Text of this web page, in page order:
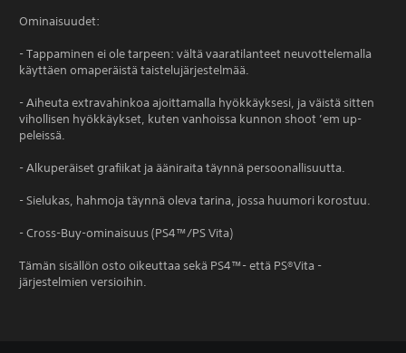
Ominaisuudet:
- Tappaminen ei ole tarpeen: vältä vaaratilanteet neuvottelemalla
käyttäen omaperäistä taistelujärjestelmää.
- Aiheuta extravahinkoa ajoittamalla hyökkäyksesi, ja väistä sitten
vihollisen hyökkäykset, kuten vanhoissa kunnon shoot ’em up-
peleissä.
- Alkuperäiset grafiikat ja ääniraita täynnä persoonallisuutta.
- Sielukas, hahmoja täynnä oleva tarina, jossa huumori korostuu.
- Cross-Buy-ominaisuus (PS4™/PS Vita)
Tämän sisällön osto oikeuttaa sekä PS4™- että PS®Vita -
järjestelmien versioihin.